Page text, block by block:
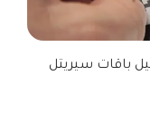
للمقال: 28 فبراير, 2026دليل باقات سيريتل